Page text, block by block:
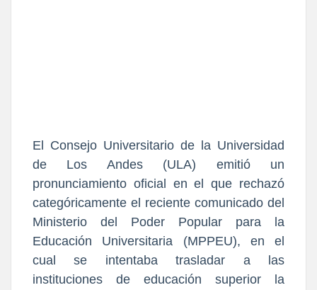
El Consejo Universitario de la Universidad
de Los Andes (ULA) emitió un
pronunciamiento oficial en el que rechazó
categóricamente el reciente comunicado del
Ministerio del Poder Popular para la
Educación Universitaria (MPPEU), en el
cual se intentaba trasladar a las
instituciones de educación superior la